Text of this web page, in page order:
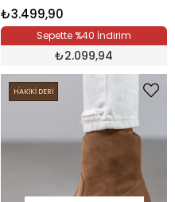
₺3.499,90
Sepette %40 İndirim
₺2.099,94
HAKİKİ DERİ